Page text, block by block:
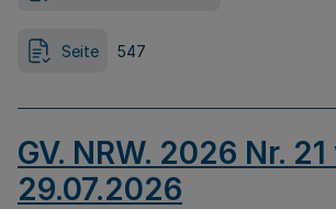
Seite 547
GV. NRW. 2026 Nr.
29.07.2026